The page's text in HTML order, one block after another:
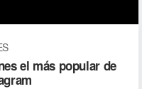
el más popular de